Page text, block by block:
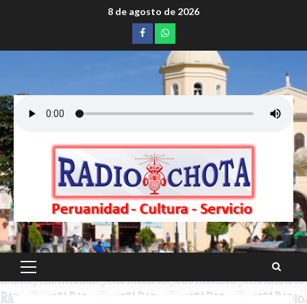
8 de agosto de 2026
Facebookwhatsapp
Menú
principal